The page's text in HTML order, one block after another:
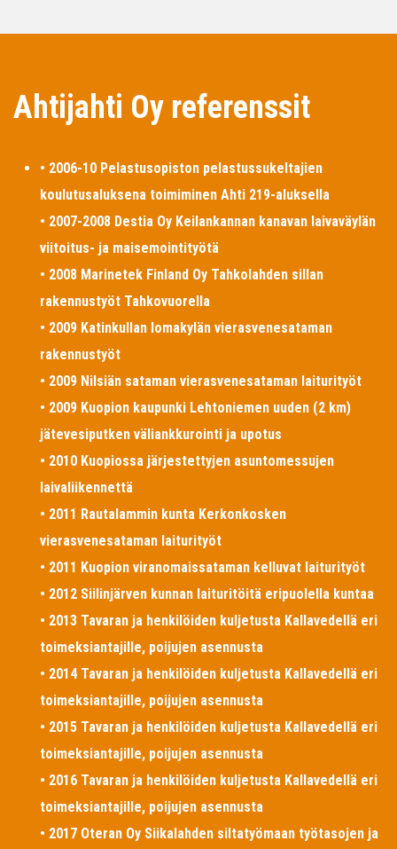
Ahtijahti Oy referenssit
• 2006-10 Pelastusopiston pelastussukeltajien
koulutusaluksena toimiminen Ahti 219-aluksella
• 2007-2008 Destia Oy Keilankannan kanavan laivaväylän
viitoitus- ja maisemointityötä
• 2008 Marinetek Finland Oy Tahkolahden sillan
rakennustyöt Tahkovuorella
• 2009 Katinkullan lomakylän vierasvenesataman
rakennustyöt
• 2009 Nilsiän sataman vierasvenesataman laiturityöt
• 2009 Kuopion kaupunki Lehtoniemen uuden (2 km)
jätevesiputken väliankkurointi ja upotus
• 2010 Kuopiossa järjestettyjen asuntomessujen
laivaliikennettä
• 2011 Rautalammin kunta Kerkonkosken
vierasvenesataman laiturityöt
• 2011 Kuopion viranomaissataman kelluvat laiturityöt
• 2012 Siilinjärven kunnan laituritöitä eripuolella kuntaa
• 2013 Tavaran ja henkilöiden kuljetusta Kallavedellä eri
toimeksiantajille, poijujen asennusta
• 2014 Tavaran ja henkilöiden kuljetusta Kallavedellä eri
toimeksiantajille, poijujen asennusta
• 2015 Tavaran ja henkilöiden kuljetusta Kallavedellä eri
toimeksiantajille, poijujen asennusta
• 2016 Tavaran ja henkilöiden kuljetusta Kallavedellä eri
toimeksiantajille, poijujen asennusta
• 2017 Oteran Oy Siikalahden siltatyömaan työtasojen ja